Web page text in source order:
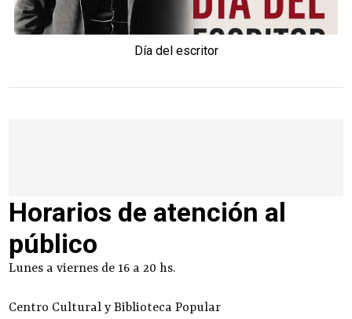
Día del escritor
Horarios de atención al
público
Lunes a viernes de 16 a 20 hs.
Centro Cultural y Biblioteca Popular